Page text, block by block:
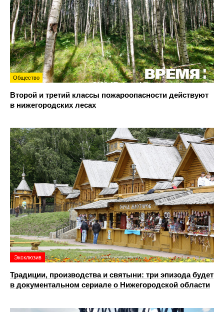
Общество
Второй и третий классы пожароопасности действуют
в нижегородских лесах
Эксклюзив
Традиции, производства и святыни: три эпизода будет
в документальном сериале о Нижегородской области